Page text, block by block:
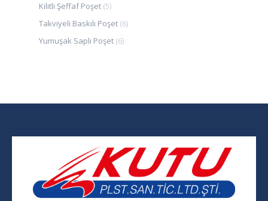
Kilitli Şeffaf Poşet (5)
Takviyeli Baskılı Poşet (6)
Yumuşak Saplı Poşet (6)